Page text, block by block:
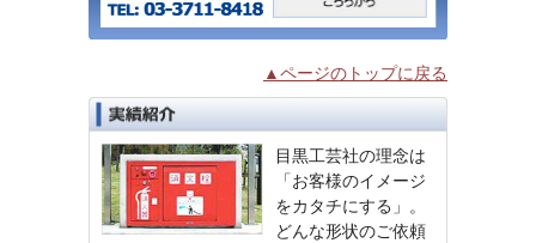
▲ページのトップに戻る
目黒工芸社の理念は
「お客様のイメージ
をカタチにする」。
どんな形状のご依頼